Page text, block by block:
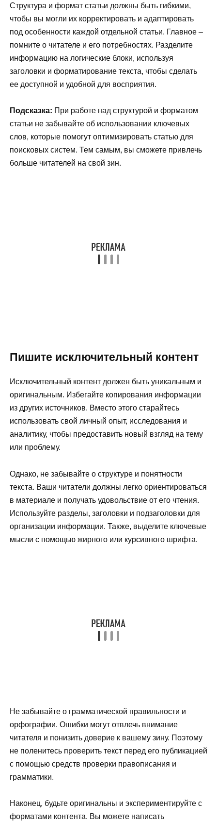
Структура и формат статьи должны быть гибкими,
чтобы вы могли их корректировать и адаптировать
под особенности каждой отдельной статьи. Главное –
помните о читателе и его потребностях. Разделите
информацию на логические блоки, используя
заголовки и форматирование текста, чтобы сделать
ее доступной и удобной для восприятия.
Подсказка: При работе над структурой и форматом
статьи не забывайте об использовании ключевых
слов, которые помогут оптимизировать статью для
поисковых систем. Тем самым, вы сможете привлечь
больше читателей на свой зин.
Пишите исключительный контент
Исключительный контент должен быть уникальным и
оригинальным. Избегайте копирования информации
из других источников. Вместо этого старайтесь
использовать свой личный опыт, исследования и
аналитику, чтобы предоставить новый взгляд на тему
или проблему.
Однако, не забывайте о структуре и понятности
текста. Ваши читатели должны легко ориентироваться
в материале и получать удовольствие от его чтения.
Используйте разделы, заголовки и подзаголовки для
организации информации. Также, выделите ключевые
мысли с помощью жирного или курсивного шрифта.
Не забывайте о грамматической правильности и
орфографии. Ошибки могут отвлечь внимание
читателя и понизить доверие к вашему зину. Поэтому
не поленитесь проверить текст перед его публикацией
с помощью средств проверки правописания и
грамматики.
Наконец, будьте оригинальны и экспериментируйте с
форматами контента. Вы можете написать